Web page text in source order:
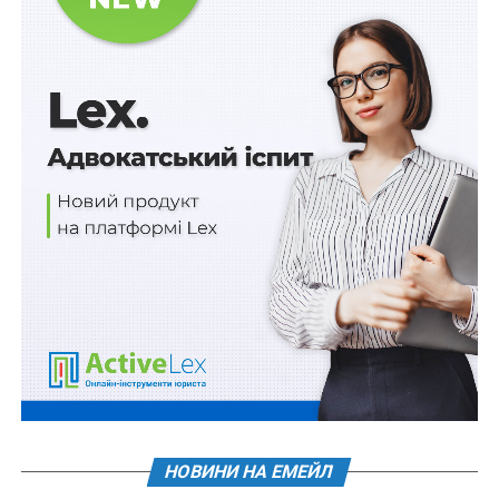
– забезпечення безперебійного водопостачання та
водовідведення;
– створення умов для залучення бізнесу до
здійснення заходів для виконання комплексних
планів стійкості регіонів, зокрема шляхом
запровадження спрощених процедур і відповідних
регуляторних рішень;
– координація роботи із виконання комплексних
планів стійкості в окремих містах;
2) визначення проблемних питань, що виникають під
час здійснення заходів з виконання комплексних
планів стійкості;
3) удосконалення нормативно-правової бази з питань,
стійкості.
НОВИНИ НА ЕМЕЙЛ